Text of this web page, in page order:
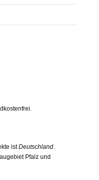
istDeutschland.
Pfalz und